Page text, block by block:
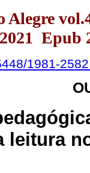
Alegre
Epub
1981-
leitura